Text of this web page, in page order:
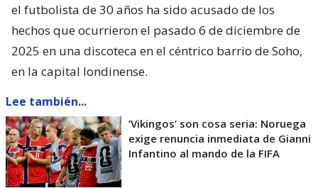
el futbolista de 30 años ha sido acusado de los
hechos que ocurrieron el pasado 6 de diciembre de
2025 en una discoteca en el céntrico barrio de Soho,
en la capital londinense.
Lee también...
’Vikingos’ son cosa seria: Noruega
exige renuncia inmediata de Gianni
Infantino al mando de la FIFA